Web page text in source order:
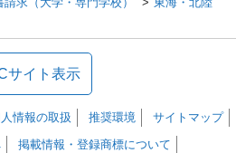
サイト表示
情報の取扱 推奨環境
サイトマップ
掲載情報・登録商標について